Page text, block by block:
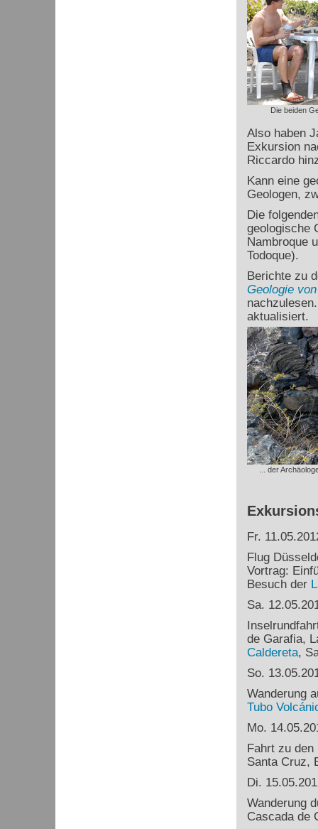
Die beiden
Also haben
Exkursion
Riccardo
Kann eine
Geologen,
Die
geologische
Nambroque
Todoque).
Berichte zu
Geologie
aktualisiert.
... der
Fr.
Flug
Vortrag:
Besuch der
Sa.
de Garafia,
Caldereta,
So.
Wanderung
Tubo
Mo.
Fahrt zu
Santa Cruz,
Di.
Wanderung
Cascada de